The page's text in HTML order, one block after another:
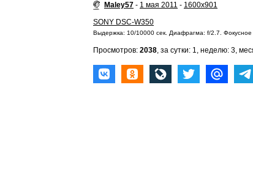
Maley57 - 1 мая 2011 - 1600x901
SONY DSC-W350
Выдержка: 10/10000 сек. Диафрагма: f/2.7.
Просмотров: 2038, за сутки: 1, неделю: 3,